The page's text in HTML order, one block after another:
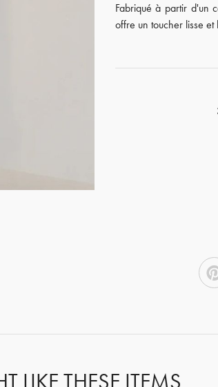
Fabriqué à partir d'un
offre un toucher lisse